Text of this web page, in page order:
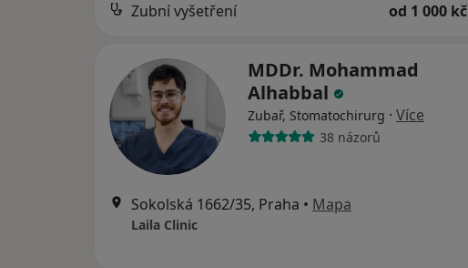
Zubní vyšetření od 1 000 kč
MDDr. Mohammad
Alhabbal
Zubař, Stomatochirurg · Více
38 názorů
Sokolská 1662/35, Praha • Mapa
Laila Clinic